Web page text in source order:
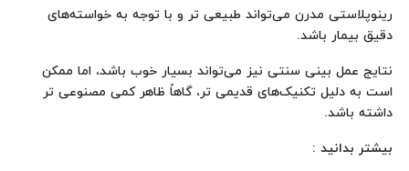
رینوپلاستی مدرن می‌تواند طبیعی‌ تر و با توجه به خواسته‌های
دقیق بیمار باشد.
نتایج عمل بینی سنتی نیز می‌تواند بسیار خوب باشد، اما ممکن
است به دلیل تکنیک‌های قدیمی‌ تر، گاهاً ظاهر کمی مصنوعی‌ تر
داشته باشد.
بیشتر بدانید :